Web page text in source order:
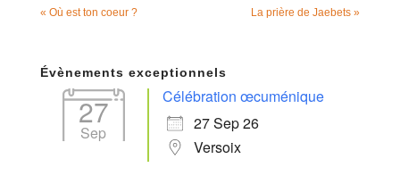
« Où est ton coeur ? La prière de Jaebets »
Évènements exceptionnels
27
Sep
Célébration œcuménique
27 Sep 26
Versoix